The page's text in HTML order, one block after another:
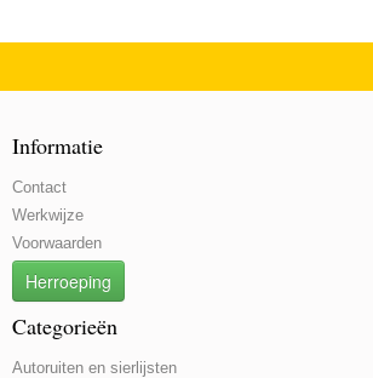
Informatie
Contact
Werkwijze
Voorwaarden
Herroeping
Categorieën
Autoruiten en sierlijsten